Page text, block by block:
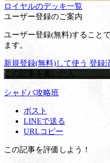
ロイヤルのデッキ一覧
ユーザー登録のご案内
ユーザー登録(無料)すること
ます。
新規登録(無料)して使う 登録
この記事を書いた人
シャドバ攻略班
ポスト
LINEで送る
URLコピー
この記事を評価しよう！